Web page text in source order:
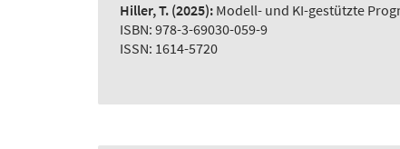
Hiller, T. (2025): Modell- und KI-gestützte
ISBN: 978-3-69030-059-9
ISSN: 1614-5720